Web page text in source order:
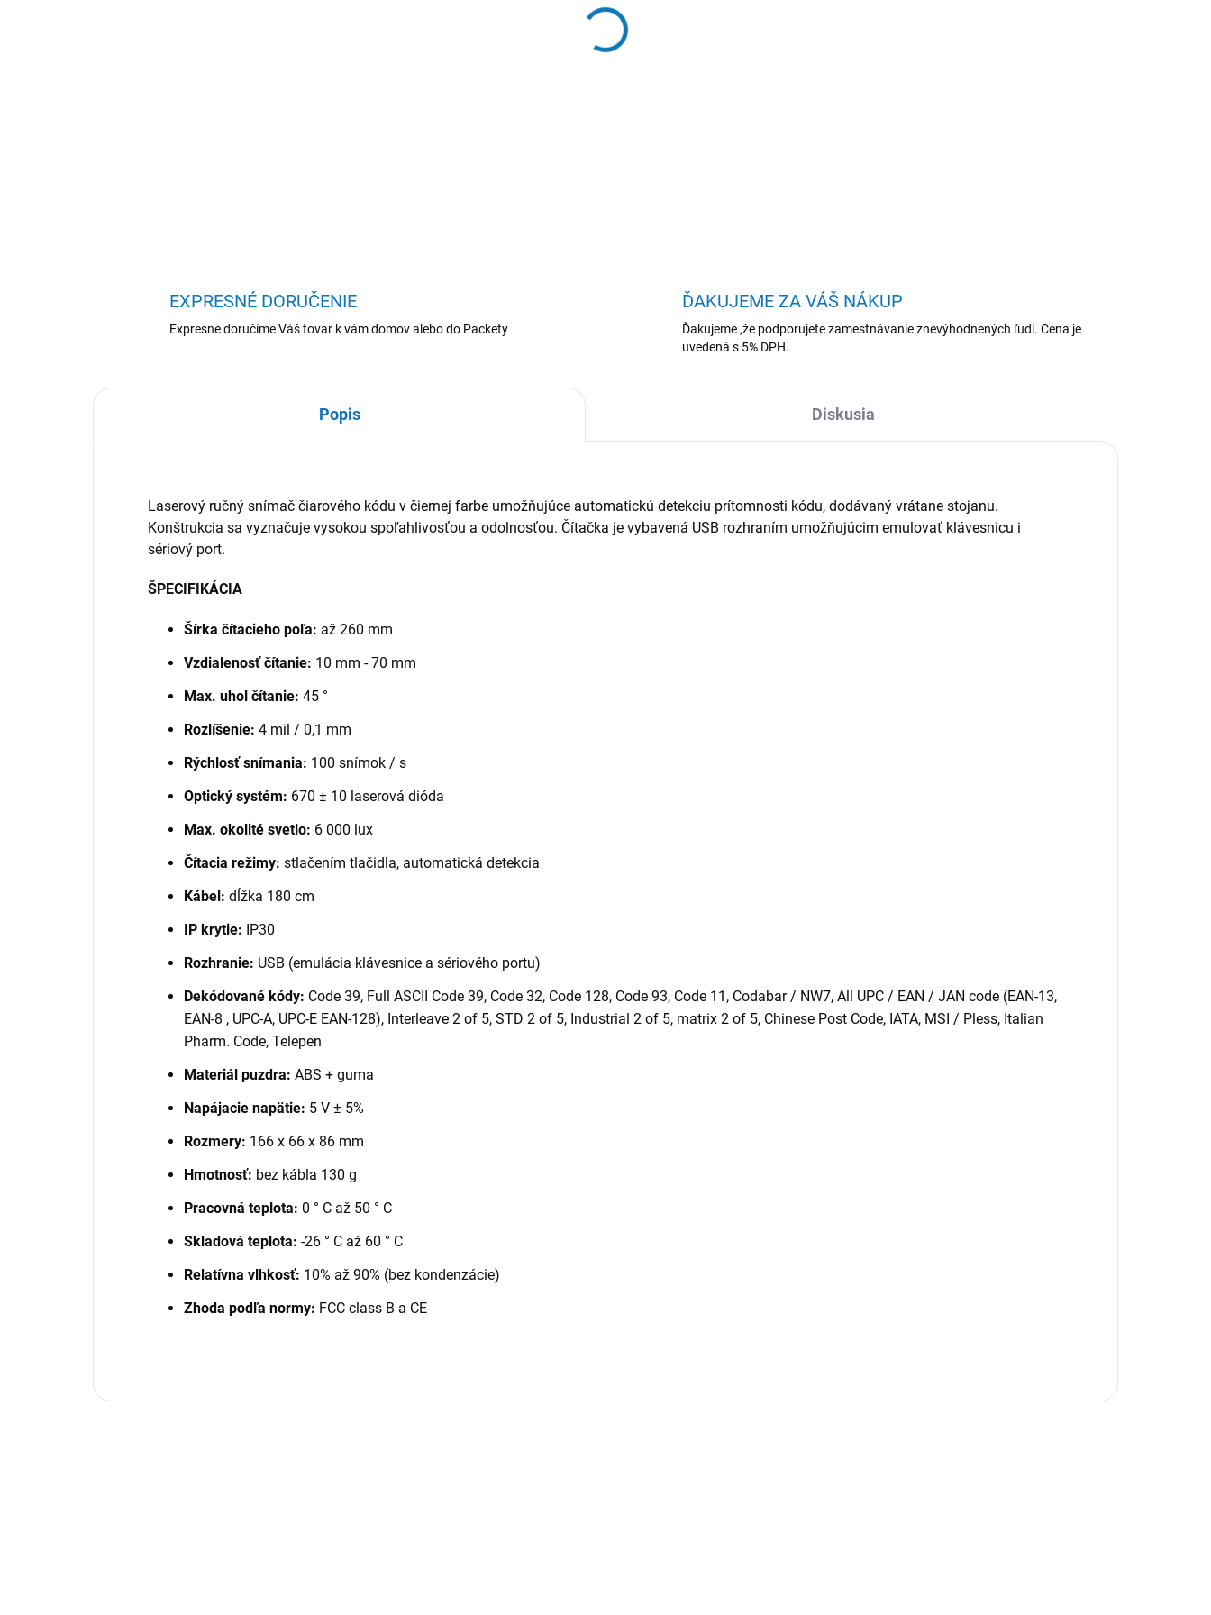
EXPRESNÉ DORUČENIE
Expresne doručíme Váš tovar k vám domov alebo do Packety
ĎAKUJEME ZA VÁŠ NÁKUP
Ďakujeme ,že podporujete zamestnávanie znevýhodnených ľudí. Cena je
uvedená s 5% DPH.
Popis Diskusia
Laserový ručný snímač čiarového kódu v čiernej farbe umožňujúce automatickú detekciu prítomnosti kódu, dodávaný vrátane stojanu.
Konštrukcia sa vyznačuje vysokou spoľahlivosťou a odolnosťou. Čítačka je vybavená USB rozhraním umožňujúcim emulovať klávesnicu i
sériový port.
ŠPECIFIKÁCIA
Šírka čítacieho poľa: až 260 mm
Vzdialenosť čítanie: 10 mm - 70 mm
Max. uhol čítanie: 45 °
Rozlíšenie: 4 mil / 0,1 mm
Rýchlosť snímania: 100 snímok / s
Optický systém: 670 ± 10 laserová dióda
Max. okolité svetlo: 6 000 lux
Čítacia režimy: stlačením tlačidla, automatická detekcia
Kábel: dĺžka 180 cm
IP krytie: IP30
Rozhranie: USB (emulácia klávesnice a sériového portu)
Dekódované kódy: Code 39, Full ASCII Code 39, Code 32, Code 128, Code 93, Code 11, Codabar / NW7, All UPC / EAN / JAN code (EAN-13,
EAN-8 , UPC-A, UPC-E EAN-128), Interleave 2 of 5, STD 2 of 5, Industrial 2 of 5, matrix 2 of 5, Chinese Post Code, IATA, MSI / Pless, Italian
Pharm. Code, Telepen
Materiál puzdra: ABS + guma
Napájacie napätie: 5 V ± 5%
Rozmery: 166 x 66 x 86 mm
Hmotnosť: bez kábla 130 g
Pracovná teplota: 0 ° C až 50 ° C
Skladová teplota: -26 ° C až 60 ° C
Relatívna vlhkosť: 10% až 90% (bez kondenzácie)
Zhoda podľa normy: FCC class B a CE